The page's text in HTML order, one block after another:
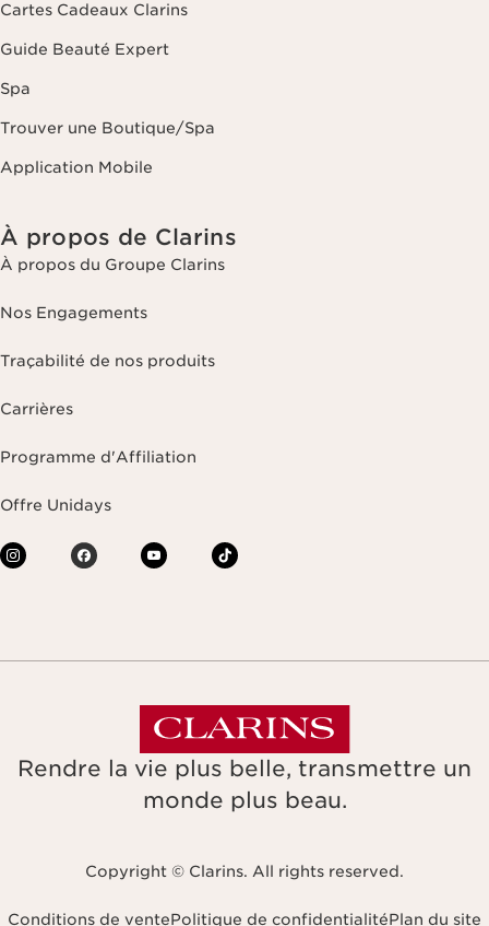
Cartes Cadeaux Clarins
Guide Beauté Expert
Spa
Trouver une Boutique/Spa
Application Mobile
À propos de Clarins
À propos du Groupe Clarins
Nos Engagements
Traçabilité de nos produits
Carrières
Programme d'Affiliation
Offre Unidays
Rendre la vie plus belle, transmettre un
monde plus beau.
Copyright © Clarins. All rights reserved.
Conditions de ventePolitique de confidentialitéPlan du site